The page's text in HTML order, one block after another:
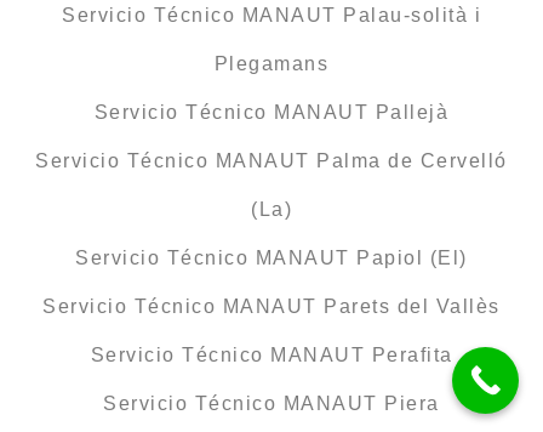
Servicio Técnico MANAUT Palau-solità i
Plegamans
Servicio Técnico MANAUT Pallejà
Servicio Técnico MANAUT Palma de Cervelló
(La)
Servicio Técnico MANAUT Papiol (El)
Servicio Técnico MANAUT Parets del Vallès
Servicio Técnico MANAUT Perafita
Servicio Técnico MANAUT Piera